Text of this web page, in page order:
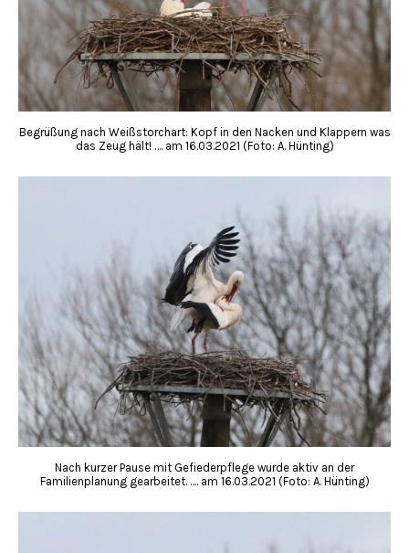
Begrüßung nach Weißstorchart: Kopf in den Nacken und Klappern was
das Zeug hält! …. am 16.03.2021 (Foto: A. Hünting)
Nach kurzer Pause mit Gefiederpflege wurde aktiv an der
Familienplanung gearbeitet. …. am 16.03.2021 (Foto: A. Hünting)